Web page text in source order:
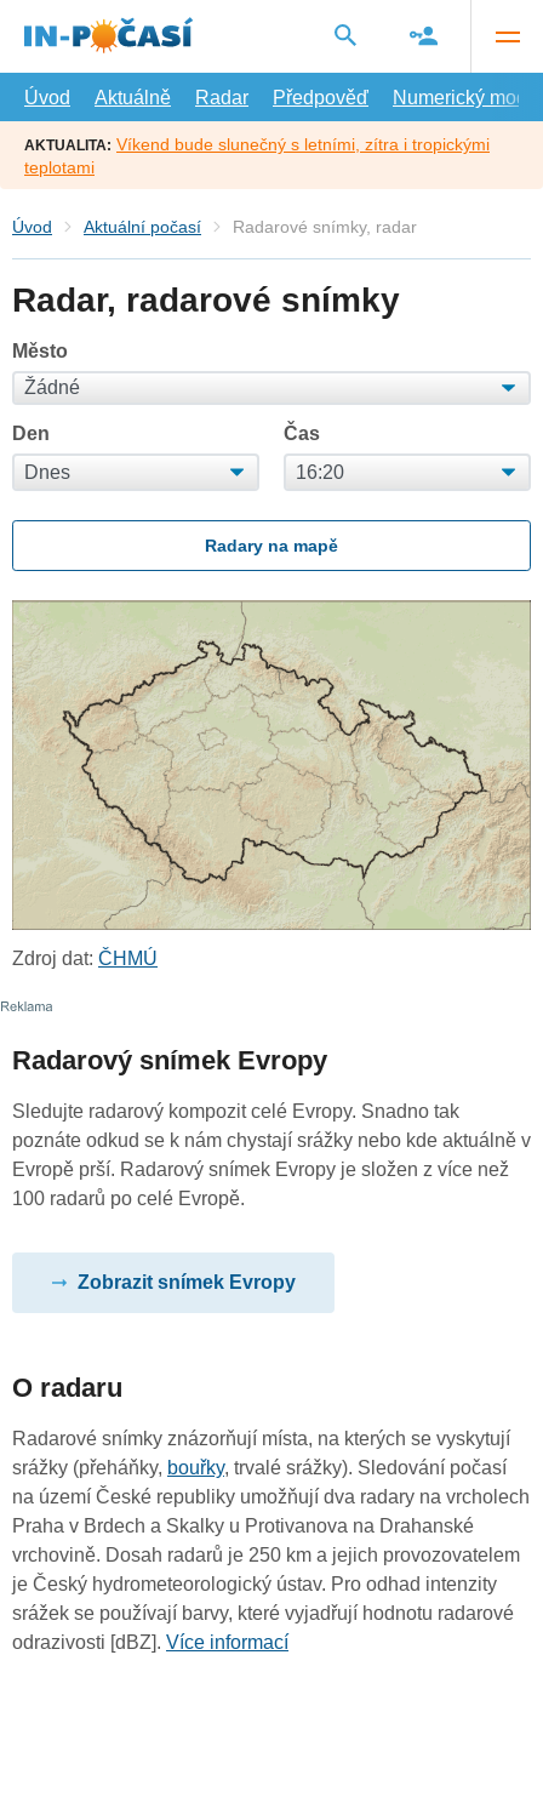
hlavní
Úvod
Aktuálně Radar Předpověď Numerický model
AKTUALITA: Víkend bude slunečný s letními, zítra i tropickými
teplotami
Úvod Aktuální počasí Radarové snímky, radar
Radar, radarové snímky
Město
Den Čas
Radary na mapě
Zdroj dat: ČHMÚ
Radarový snímek Evropy
Sledujte radarový kompozit celé Evropy. Snadno tak
poznáte odkud se k nám chystají srážky nebo kde aktuálně v
Evropě prší. Radarový snímek Evropy je složen z více než
100 radarů po celé Evropě.
Zobrazit snímek Evropy
O radaru
Radarové snímky znázorňují místa, na kterých se vyskytují
srážky (přeháňky, bouřky, trvalé srážky). Sledování počasí
na území České republiky umožňují dva radary na vrcholech
Praha v Brdech a Skalky u Protivanova na Drahanské
vrchovině. Dosah radarů je 250 km a jejich provozovatelem
je Český hydrometeorologický ústav. Pro odhad intenzity
srážek se používají barvy, které vyjadřují hodnotu radarové
odrazivosti [dBZ]. Více informací